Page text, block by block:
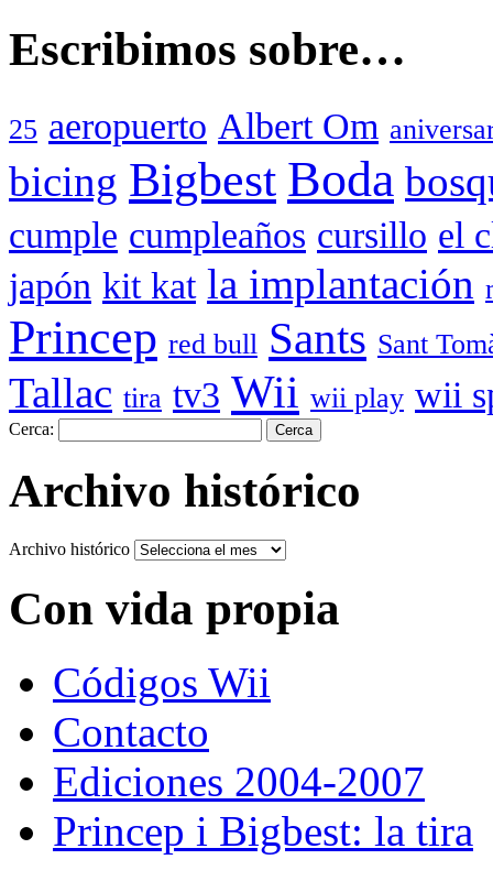
Escribimos sobre…
25 aeropuerto Albert Om
bicing Bigbest Boda
cumple cumpleaños cursillo el
japón kit kat la implantación
Princep red bull Sants Sant
Tallac tira tv3 Wii wii play wii
Cerca:
Archivo histórico
Archivo histórico
Con vida propia
Códigos Wii
Contacto
Ediciones 2004-2007
Princep i Bigbest: la tira